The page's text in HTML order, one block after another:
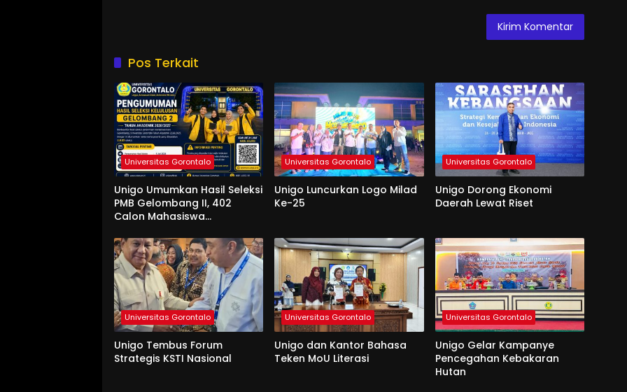
Pos Terkait
Universitas Gorontalo
Unigo Umumkan Hasil Seleksi
PMB Gelombang II, 402
Calon Mahasiswa
Universitas Gorontalo
Unigo Luncurkan Logo Milad
Ke-25
Universitas Gorontalo
Unigo Dorong Ekonomi
Daerah Lewat Riset
Universitas Gorontalo
Unigo Tembus Forum
Strategis KSTI Nasional
Universitas Gorontalo
Unigo dan Kantor Bahasa
Teken MoU Literasi
Universitas Gorontalo
Unigo Gelar Kampanye
Pencegahan Kebakaran
Hutan